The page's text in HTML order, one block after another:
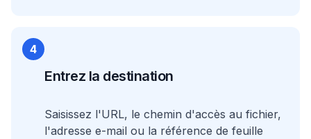
4
Entrez la destination
Saisissez l'URL, le chemin d'accès au fichier,
l'adresse e-mail ou la référence de feuille